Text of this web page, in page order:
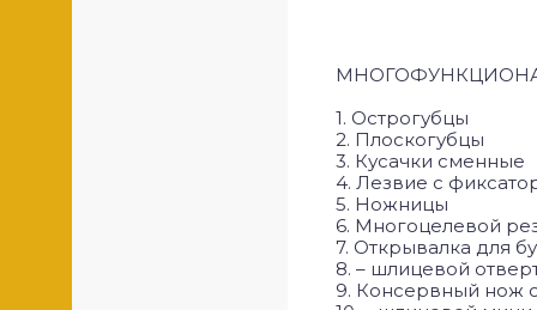
1. Острогубцы
2. Плоскогубцы
3. Кусачки сменные
4. Лезвие с
5. Ножницы
6. Многоцелевой
7. Открывалка для
8. – шлицевой
9. Консервный нож